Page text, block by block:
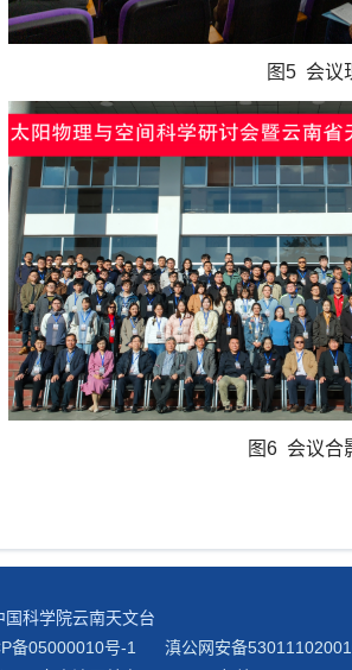
图5 会议
图6 会议合
科学院云南天文台
备05000010号-1
滇公网安备